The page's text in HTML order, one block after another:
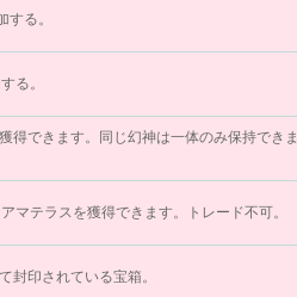
る。
る。
得できます。同じ幻神は一体のみ保持できま
マテラスを獲得できます。トレード不可。
封印されている宝箱。